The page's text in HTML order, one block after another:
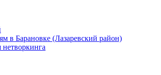
в Барановке (Лазаревский район)
нетворкинга